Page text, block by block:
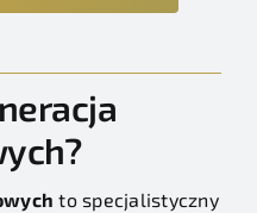
to specjalistyczny